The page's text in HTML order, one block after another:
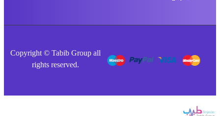
Copyright © Tabib Group all
rights reserved.